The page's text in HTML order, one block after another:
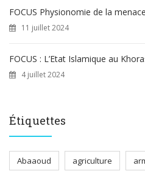
FOCUS Physionomie de la
11 juillet 2024
FOCUS : L’Etat Islamique au
4 juillet 2024
Étiquettes
Abaaoud agriculture